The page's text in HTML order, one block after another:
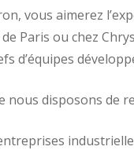
vous aimerez
Paris ou chez
d’équipes
nous disposons de